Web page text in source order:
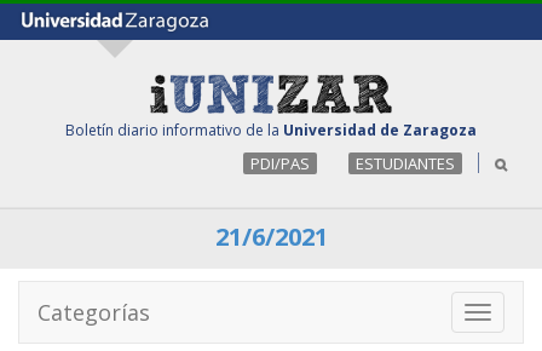
Boletín diario informativo de la Universidad de Zaragoza
PDI/PAS ESTUDIANTES
21/6/2021
Toggle
Categorías